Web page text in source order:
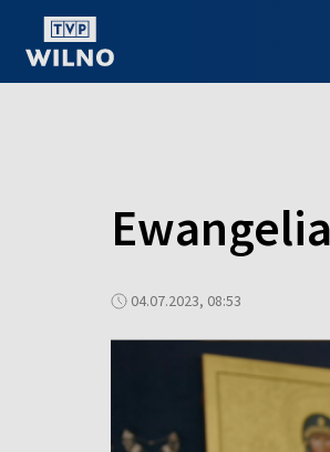
04.07.2023, 08:53